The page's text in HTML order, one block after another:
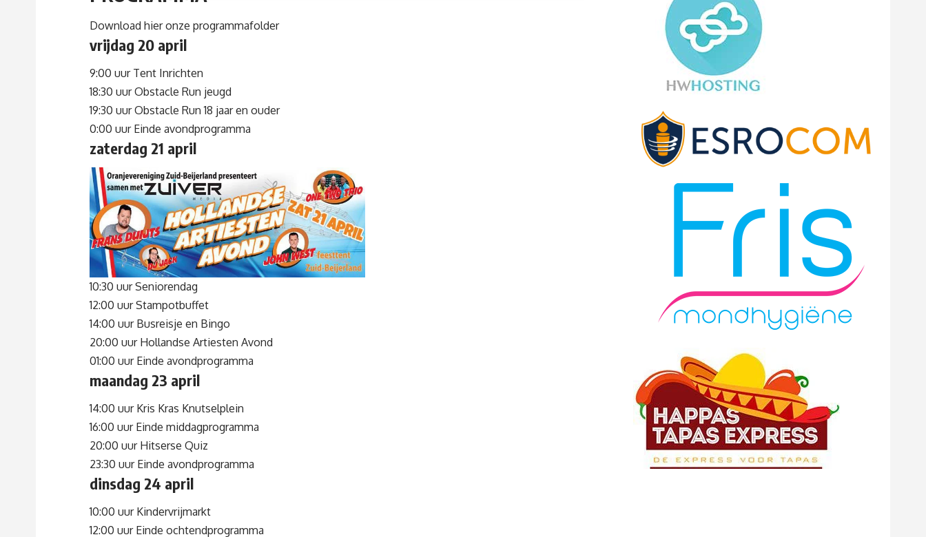
Download hier onze programmafolder
vrijdag 20 april
9:00 uur Tent Inrichten
18:30 uur Obstacle Run jeugd
19:30 uur Obstacle Run 18 jaar en ouder
0:00 uur Einde avondprogramma
zaterdag 21 april
10:30 uur Seniorendag
12:00 uur Stampotbuffet
14:00 uur Busreisje en Bingo
20:00 uur Hollandse Artiesten Avond
01:00 uur Einde avondprogramma
maandag 23 april
14:00 uur Kris Kras Knutselplein
16:00 uur Einde middagprogramma
20:00 uur Hitserse Quiz
23:30 uur Einde avondprogramma
dinsdag 24 april
10:00 uur Kindervrijmarkt
12:00 uur Einde ochtendprogramma